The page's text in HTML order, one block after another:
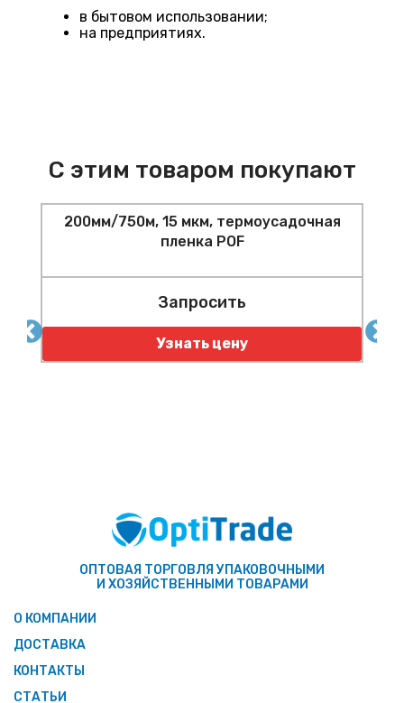
в бытовом использовании;
на предприятиях.
С этим товаром покупают
200мм/750м, 15 мкм, термоусадочная
пленка POF
Запросить
Узнать цену
ОПТОВАЯ ТОРГОВЛЯ УПАКОВОЧНЫМИ
И ХОЗЯЙСТВЕННЫМИ ТОВАРАМИ
О КОМПАНИИ
ДОСТАВКА
КОНТАКТЫ
СТАТЬИ